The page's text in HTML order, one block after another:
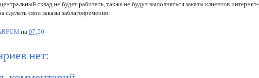
склад не будет работать, также не будут выполняться заказы клиентов интернет-
сделать свои заказы заблаговременно.
на 07:50
нет: